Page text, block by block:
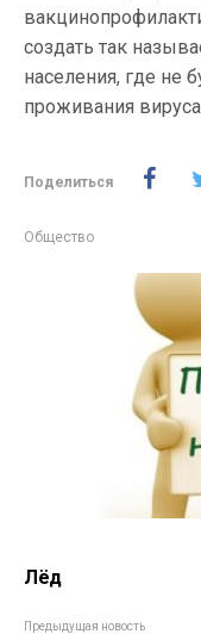
создать так
населения, где не
проживания
Поделиться
Общество
Лёд
Предыдущая новость